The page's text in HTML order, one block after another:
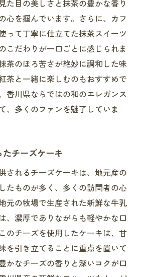
た目の美しさと抹茶の豊かな香り
心を掴んでいます。さらに、カフ
って丁寧に仕立てた抹茶スイーツ
こだわりが一口ごとに感じられま
茶のほろ苦さが絶妙に調和した味
茶と一緒に楽しむのもおすすめで
香川県ならではの和のエレガンス
、多くのファンを魅了していま
たチーズケーキ
されるチーズケーキは、地元産の
たものが多く、多くの訪問者の心
元の牧場で生産された新鮮な牛乳
、濃厚でありながらも軽やかな口
のチーズを使用したケーキは、甘
を引き立てることに重点を置いて
かなチーズの香りと深いコクが口